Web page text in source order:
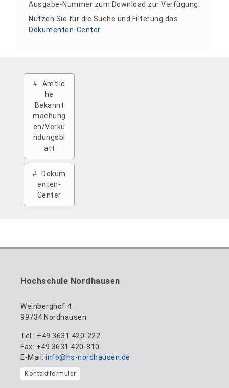
Ausgabe-Nummer zum Download zur Verfügung.
Nutzen Sie für die Suche und Filterung das
Dokumenten-Center.
Amtlic
he
Bekannt
machung
en/Verkü
ndungsbl
att
Dokum
enten-
Center
Hochschule Nordhausen
Weinberghof 4
99734 Nordhausen
Tel.: +49 3631 420-222
Fax: +49 3631 420-810
E-Mail: info@hs-nordhausen.de
Kontaktformular